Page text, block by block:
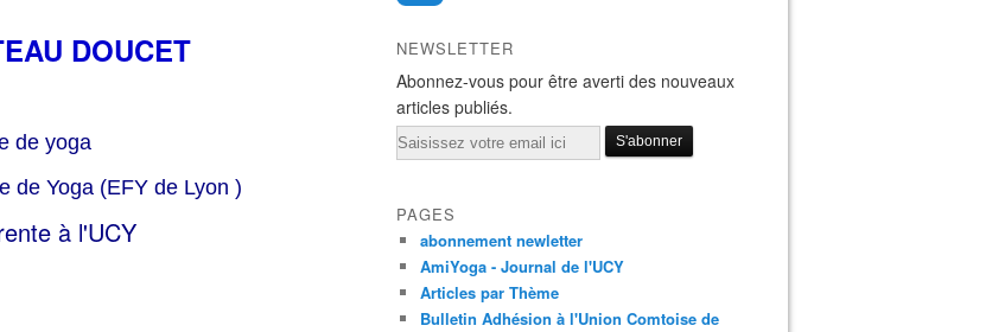
DOUCET
de yoga
de Yoga (EFY de Lyon )
à l'UCY
NEWSLETTER
Abonnez-vous pour être averti des nouveaux
articles publiés.
Email
PAGES
abonnement newletter
AmiYoga - Journal de l'UCY
Articles par Thème
Bulletin Adhésion à l'Union Comtoise de